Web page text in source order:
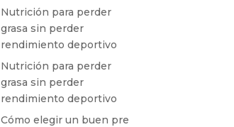
Nutrición para perder
grasa sin perder
rendimiento deportivo
Nutrición para perder
grasa sin perder
rendimiento deportivo
Cómo elegir un buen pre